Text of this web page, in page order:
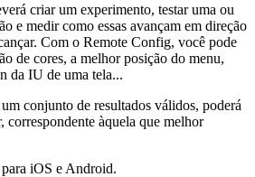
criar um experimento, testar uma ou
e medir como essas avançam em direção
Com o Remote Config, você pode
de cores, a melhor posição do menu,
da IU de uma tela...
conjunto de resultados válidos, poderá
àquela que melhor
iOS e Android.